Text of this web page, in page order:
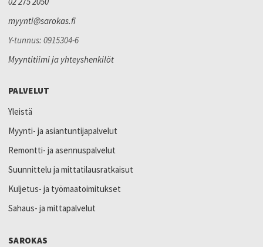
myynti@sarokas.fi
Y-tunnus: 0915304-6
Myyntitiimi ja yhteyshenkilöt
PALVELUT
Yleistä
Myynti- ja asiantuntijapalvelut
Remontti- ja asennuspalvelut
Suunnittelu ja mittatilausratkaisut
Kuljetus- ja työmaatoimitukset
Sahaus- ja mittapalvelut
SAROKAS